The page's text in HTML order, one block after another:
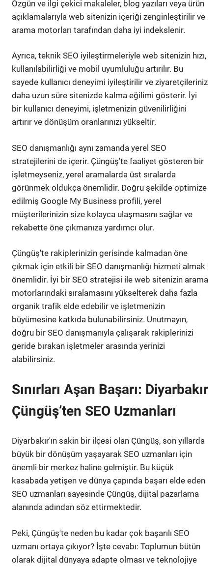
Özgün ve ilgi çekici makaleler, blog yazıları veya ürün
açıklamalarıyla web sitenizin içeriği zenginleştirilir ve
arama motorları tarafından daha iyi indekslenir.
Ayrıca, teknik SEO iyileştirmeleriyle web sitenizin hızı,
kullanılabilirliği ve mobil uyumluluğu artırılır. Bu
sayede kullanıcı deneyimi iyileştirilir ve ziyaretçileriniz
daha uzun süre sitenizde kalma eğilimi gösterir. İyi
bir kullanıcı deneyimi, işletmenizin güvenilirliğini
artırır ve dönüşüm oranlarınızı yükseltir.
SEO danışmanlığı aynı zamanda yerel SEO
stratejilerini de içerir. Çüngüş'te faaliyet gösteren bir
işletmeyseniz, yerel aramalarda üst sıralarda
görünmek oldukça önemlidir. Doğru şekilde optimize
edilmiş Google My Business profili, yerel
müşterilerinizin size kolayca ulaşmasını sağlar ve
rekabette öne çıkmanıza yardımcı olur.
Çüngüş'te rakiplerinizin gerisinde kalmadan öne
çıkmak için etkili bir SEO danışmanlığı hizmeti almak
önemlidir. İyi bir SEO stratejisi ile web sitenizin arama
motorlarındaki sıralamasını yükselterek daha fazla
organik trafik elde edebilir ve işletmenizin
büyümesine katkıda bulunabilirsiniz. Unutmayın,
doğru bir SEO danışmanıyla çalışarak rakiplerinizi
geride bırakan işletmeler arasında yerinizi
alabilirsiniz.
Sınırları Aşan Başarı: Diyarbakır
Çüngüş’ten SEO Uzmanları
Diyarbakır'ın sakin bir ilçesi olan Çüngüş, son yıllarda
büyük bir dönüşüm yaşayarak SEO uzmanları için
önemli bir merkez haline gelmiştir. Bu küçük
kasabada yetişen ve dünya çapında başarı elde eden
SEO uzmanları sayesinde Çüngüş, dijital pazarlama
alanında adından söz ettirmektedir.
Peki, Çüngüş'te neden bu kadar çok başarılı SEO
uzmanı ortaya çıkıyor? İşte cevabı: Toplumun bütün
olarak dijital dünyaya adapte olması ve teknolojiye